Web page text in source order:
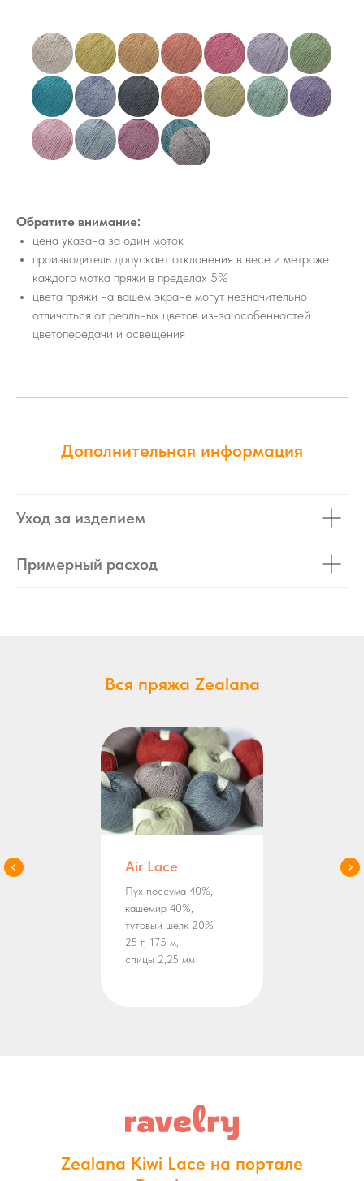
Обратите внимание:
цена указана за один моток
производитель допускает отклонения в весе и метраже
каждого мотка пряжи в пределах 5%
цвета пряжи на вашем экране могут незначительно
отличаться от реальных цветов из-за особенностей
цветопередачи и освещения
Дополнительная информация
Уход за изделием
Примерный расход
Вся пряжа Zealana
Air Lace
Пух поссума 40%,
кашемир 40%,
тутовый шелк 20%
25 г, 175 м,
спицы 2,25 мм
Zealana Kiwi Lace на портале